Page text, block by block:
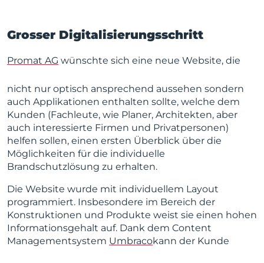
Grosser Digitalisierungsschritt
Promat AG wünschte sich eine neue Website, die
nicht nur optisch ansprechend aussehen sondern
auch Applikationen enthalten sollte, welche dem
Kunden (Fachleute, wie Planer, Architekten, aber
auch interessierte Firmen und Privatpersonen)
helfen sollen, einen ersten Überblick über die
Möglichkeiten für die individuelle
Brandschutzlösung zu erhalten.
Die Website wurde mit individuellem Layout
programmiert. Insbesondere im Bereich der
Konstruktionen und Produkte weist sie einen hohen
Informationsgehalt auf. Dank dem Content
Managementsystem Umbracokann der Kunde